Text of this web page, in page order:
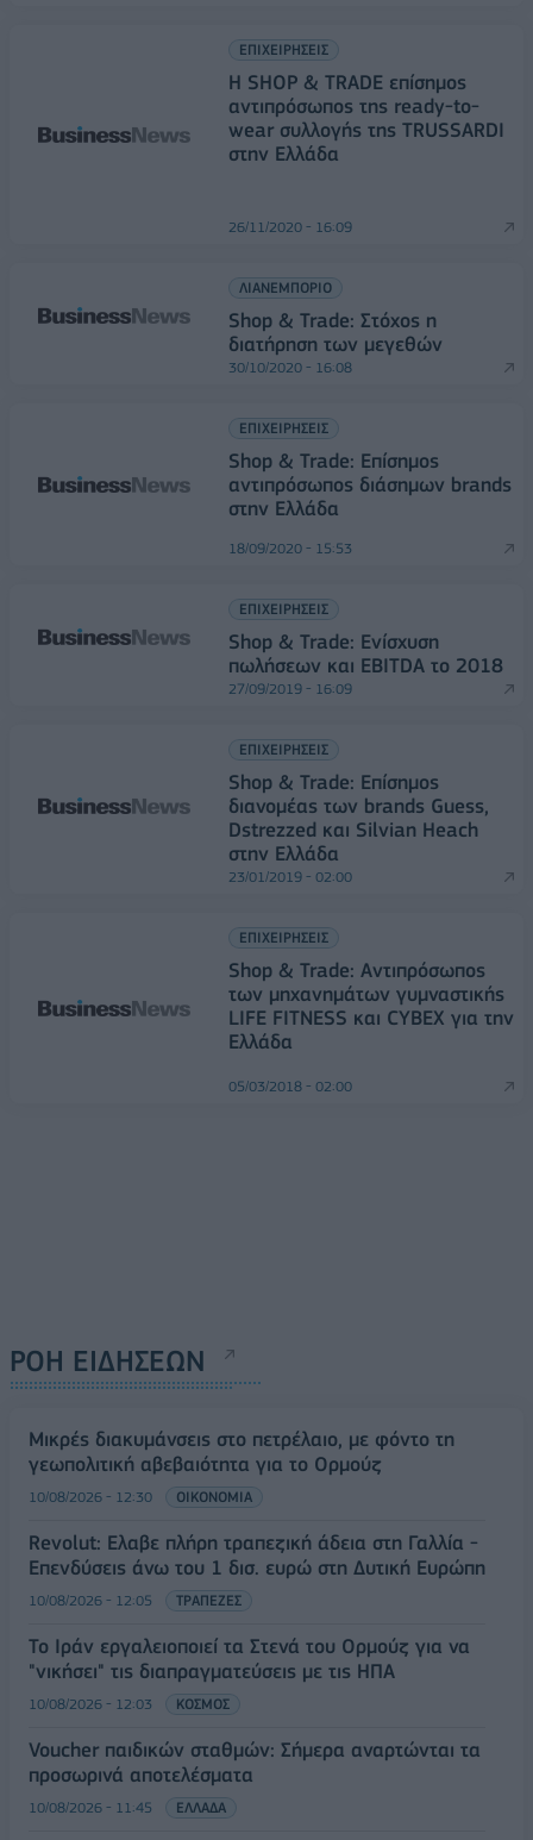
ΕΠΙΧΕΙΡΗΣΕΙΣ
Η SHOP & TRADE επίσημος
αντιπρόσωπος της ready-to-
wear συλλογής της TRUSSARDI
στην Ελλάδα
26/11/2020 - 16:09
ΛΙΑΝΕΜΠΟΡΙΟ
Shop & Trade: Στόχος η
διατήρηση των μεγεθών
30/10/2020 - 16:08
ΕΠΙΧΕΙΡΗΣΕΙΣ
Shop & Trade: Επίσημος
αντιπρόσωπος διάσημων brands
στην Ελλάδα
18/09/2020 - 15:53
ΕΠΙΧΕΙΡΗΣΕΙΣ
Shop & Trade: Ενίσχυση
πωλήσεων και EBITDA το 2018
27/09/2019 - 16:09
ΕΠΙΧΕΙΡΗΣΕΙΣ
Shop & Trade: Επίσημος
διανομέας των brands Guess,
Dstrezzed και Silvian Heach
στην Ελλάδα
23/01/2019 - 02:00
ΕΠΙΧΕΙΡΗΣΕΙΣ
Shop & Trade: Αντιπρόσωπος
των μηχανημάτων γυμναστικής
LIFE FITNESS και CYBEX για την
Ελλάδα
05/03/2018 - 02:00
ΡΟΗ ΕΙΔΗΣΕΩΝ
Μικρές διακυμάνσεις στο πετρέλαιο, με φόντο τη
γεωπολιτική αβεβαιότητα για το Ορμούζ
10/08/2026 - 12:30 ΟΙΚΟΝΟΜΙΑ
Revolut: Ελαβε πλήρη τραπεζική άδεια στη Γαλλία -
Επενδύσεις άνω του 1 δισ. ευρώ στη Δυτική Ευρώπη
10/08/2026 - 12:05 ΤΡΑΠΕΖΕΣ
Το Ιράν εργαλειοποιεί τα Στενά του Ορμούζ για να
"νικήσει" τις διαπραγματεύσεις με τις ΗΠΑ
10/08/2026 - 12:03 ΚΟΣΜΟΣ
Voucher παιδικών σταθμών: Σήμερα αναρτώνται τα
προσωρινά αποτελέσματα
10/08/2026 - 11:45 ΕΛΛΑΔΑ